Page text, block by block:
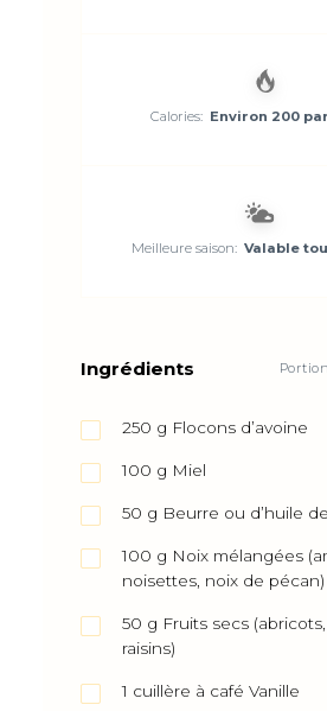
Calories: Environ 200
Meilleure saison: Valable
Ingrédients
250 g Flocons d’avoine
100 g Miel
50 g Beurre ou d’huile
100 g Noix mélangées
noisettes, noix de pécan)
50 g Fruits secs
raisins)
1 cuillère à café Vanille